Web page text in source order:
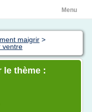
Menu
maigrir >
ventre
le thème :